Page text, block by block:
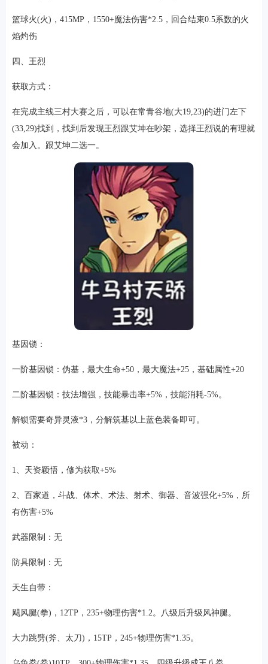
篮球火(火)，415MP，1550+魔法伤害*2.5，回合结束0.5系数的火
焰灼伤
四、王烈
获取方式：
在完成主线三村大赛之后，可以在常青谷地(大19,23)的进门左下
(33,29)找到，找到后发现王烈跟艾坤在吵架，选择王烈说的有理就
会加入。跟艾坤二选一。
基因锁：
一阶基因锁：伪基，最大生命+50，最大魔法+25，基础属性+20
二阶基因锁：技法增强，技能暴击率+5%，技能消耗-5%。
解锁需要奇异灵液*3，分解筑基以上蓝色装备即可。
被动：
1、天资颖悟，修为获取+5%
2、百家道，斗战、体术、术法、射术、御器、音波强化+5%，所
有伤害+5%
武器限制：无
防具限制：无
天生自带：
飓风腿(拳)，12TP，235+物理伤害*1.2。八级后升级风神腿。
大力跳劈(斧、太刀)，15TP，245+物理伤害*1.35。